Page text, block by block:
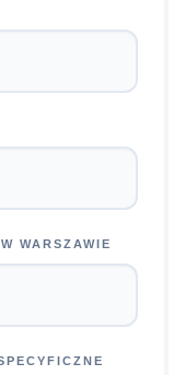
WARSZAWIE